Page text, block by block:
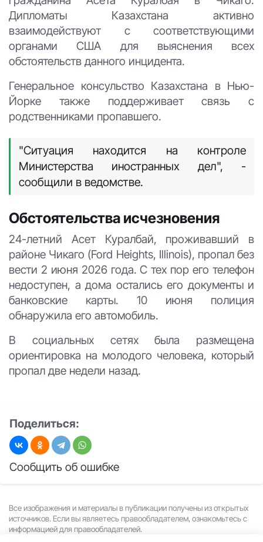
Дипломаты Казахстана активно
взаимодействуют с соответствующими
органами США для выяснения всех
обстоятельств данного инцидента.
Генеральное консульство Казахстана в Нью-
Йорке также поддерживает связь с
родственниками пропавшего.
"Ситуация находится на контроле
Министерства иностранных дел", -
сообщили в ведомстве.
Обстоятельства исчезновения
24-летний Асет Куралбай, проживавший в
районе Чикаго (Ford Heights, Illinois), пропал без
вести 2 июня 2026 года. С тех пор его телефон
недоступен, а дома остались его документы и
банковские карты. 10 июня полиция
обнаружила его автомобиль.
В социальных сетях была размещена
ориентировка на молодого человека, который
пропал две недели назад.
Поделиться:
Сообщить об ошибке
Все изображения и материалы в публикации получены из открытых
источников. Если вы являетесь правообладателем, ознакомьтесь с
информацией для правообладателей.